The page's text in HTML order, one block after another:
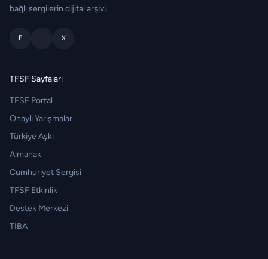
bağlı sergilerin dijital arşivi.
F I X
TFSF Sayfaları
TFSF Portal
Onaylı Yarışmalar
Türkiye Aşkı
Almanak
Cumhuriyet Sergisi
TFSF Etkinlik
Destek Merkezi
TİBA